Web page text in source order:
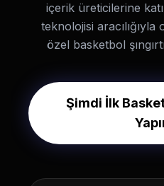
içerik üreticilerine
teknolojisi
özel basketbol
Şimdi İlk